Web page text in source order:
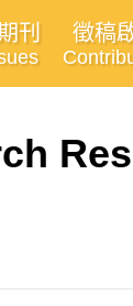
刊 徵稿